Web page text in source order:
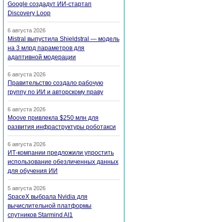
Google создадут ИИ-стартап
Discovery Loop
6 августа 2026
Mistral выпустила Shieldstral — модель
на 3 млрд параметров для
адаптивной модерации
6 августа 2026
Правительство создало рабочую
группу по ИИ и авторскому праву
6 августа 2026
Moove привлекла $250 млн для
развития инфраструктуры роботакси
6 августа 2026
ИТ-компании предложили упростить
использование обезличенных данных
для обучения ИИ
5 августа 2026
SpaceX выбрала Nvidia для
вычислительной платформы
спутников Starmind AI1